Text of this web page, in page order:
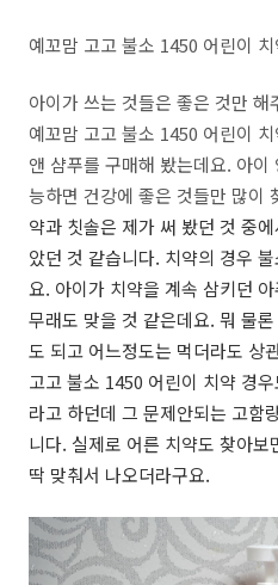
예꼬맘 고고 불소 1450 어린이
아이가 쓰는 것들은 좋은 것만
예꼬맘 고고 불소 1450 어린이
앤 샴푸를 구매해 봤는데요. 아
능하면 건강에 좋은 것들만 많이
약과 칫솔은 제가 써 봤던 것 중
았던 것 같습니다. 치약의 경우
요. 아이가 치약을 계속 삼키던
무래도 맞을 것 같은데요. 뭐 물
도 되고 어느정도는 먹더라도 상
고고 불소 1450 어린이 치약 경
라고 하던데 그 문제안되는 고함
니다. 실제로 어른 치약도 찾아
딱 맞춰서 나오더라구요.